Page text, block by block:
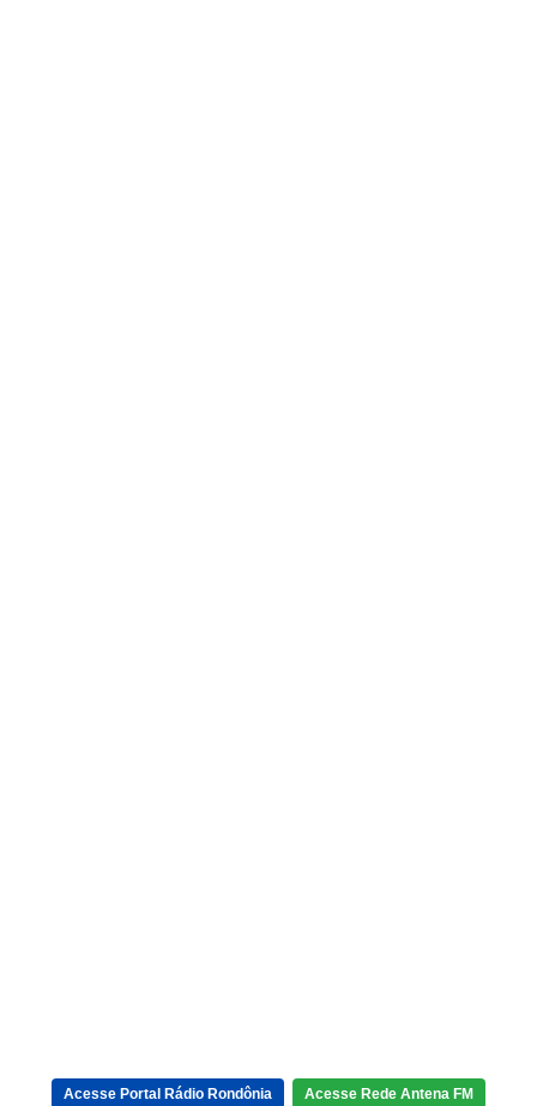
Acesse Portal Rádio Rondônia Acesse Rede Antena FM